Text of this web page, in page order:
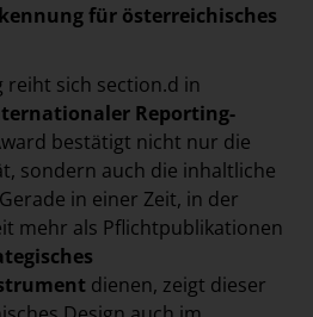
für österreichisches
reiht sich section.d in
Reporting-
bestätigt nicht nur die
sondern auch die inhaltliche
in einer Zeit, in der
mehr als Pflichtpublikationen
dienen, zeigt dieser